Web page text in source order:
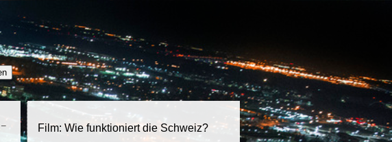
Film: Wie funktioniert die Schweiz?
–